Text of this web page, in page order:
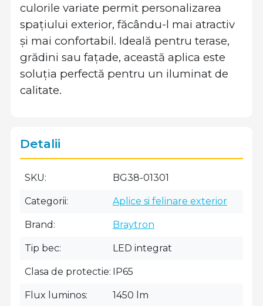
culorile variate permit personalizarea
spațiului exterior, făcându-l mai atractiv
și mai confortabil. Ideală pentru terase,
grădini sau fațade, această aplica este
soluția perfectă pentru un iluminat de
calitate.
Detalii
SKU BG38-01301
Categorii Aplice si felinare exterior
Brand Braytron
Tip bec LED integrat
Clasa de protectie IP65
Flux luminos 1450 lm